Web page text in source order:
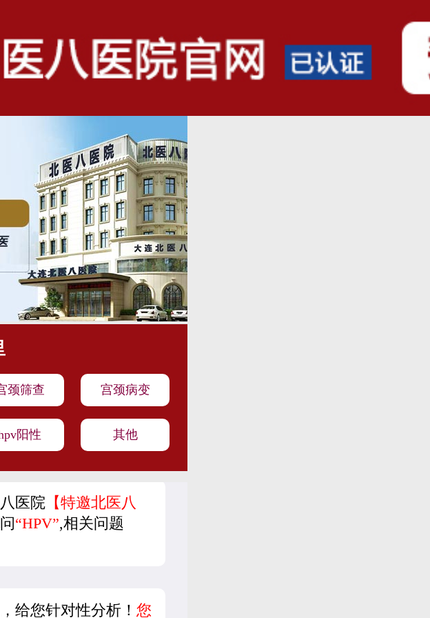
颈筛查 宫颈病变
阳性 其他
医院【特邀北医八
“HPV”,相关问题
给您针对性分析！ 您